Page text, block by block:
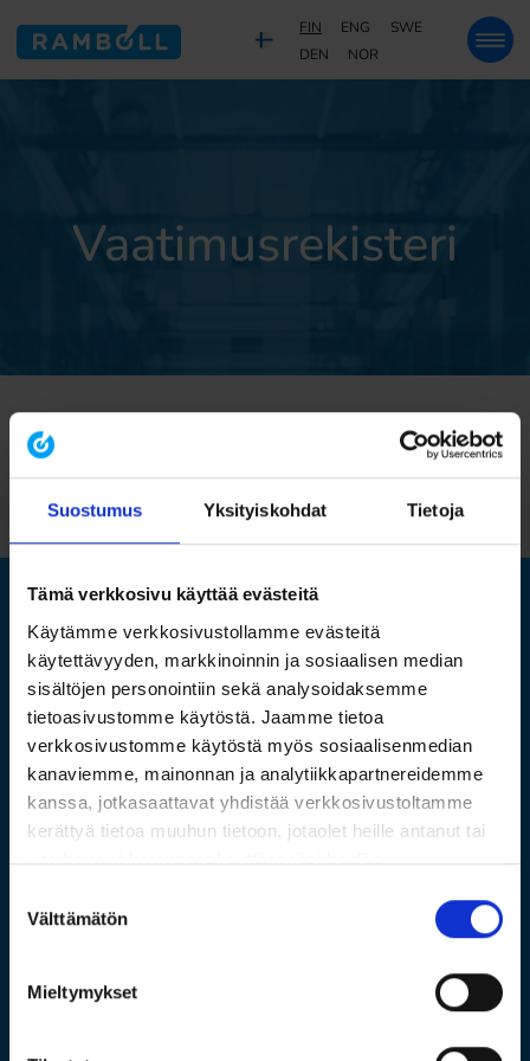
Suostumus Yksityiskohdat Tietoja
Tämä verkkosivu käyttää evästeitä
Käytämme verkkosivustollamme evästeitä
käytettävyyden, markkinoinnin ja sosiaalisen median
sisältöjen personointiin sekä analysoidaksemme
tietoasivustomme käytöstä. Jaamme tietoa
verkkosivustomme käytöstä myös sosiaalisenmedian
kanaviemme, mainonnan ja analytiikkapartnereidemme
kanssa, jotkasaattavat yhdistää verkkosivustoltamme
kerättyä tietoa muuhun tietoon, jotaolet heille antanut tai
jota he ovat keränneet käyttäessäsi heidän
Lue lisää
valinta
Välttämätön
Mieltymykset
FIN ENG
SWE
DEN
NOR
Vaatimusrekisteri
No posts found in this category
Ramboll Digital & Education
Effortless Management of HSEQ
Digital Tools|Education|Consultancy
Tilaa uutiskirjeemme
Legal Disclaimer
Kaikki yhteystiedot